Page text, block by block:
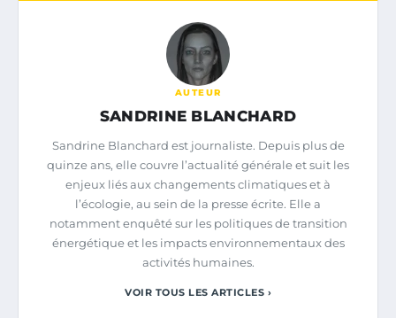
AUTEUR
SANDRINE BLANCHARD
Sandrine Blanchard est journaliste. Depuis plus de
quinze ans, elle couvre l’actualité générale et suit les
enjeux liés aux changements climatiques et à
l’écologie, au sein de la presse écrite. Elle a
notamment enquêté sur les politiques de transition
énergétique et les impacts environnementaux des
activités humaines.
VOIR TOUS LES ARTICLES ›